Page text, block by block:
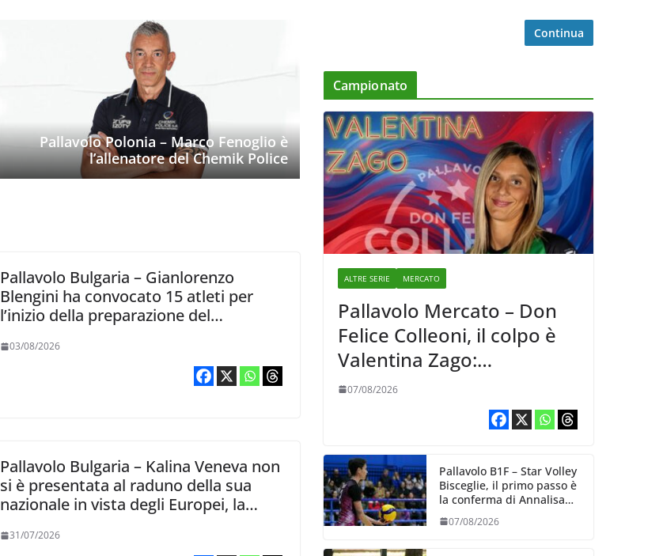
Pallavolo Polonia – Marco Fenoglio è
l’allenatore del Chemik Police
Pallavolo Bulgaria – Gianlorenzo
Blengini ha convocato 15 atleti per
l’inizio della preparazione del
03/08/2026
Pallavolo Bulgaria – Kalina Veneva non
si è presentata al raduno della sua
nazionale in vista degli Europei, la
31/07/2026
Continua
Campionato
ALTRE SERIE MERCATO
Pallavolo Mercato – Don
Felice Colleoni, il colpo è
Valentina Zago:
esperienza e oltre 5.000
punti al servizio di
07/08/2026
Pallavolo B1F – Star Volley
Bisceglie, il primo passo è
la conferma di Annalisa
Mileno
07/08/2026